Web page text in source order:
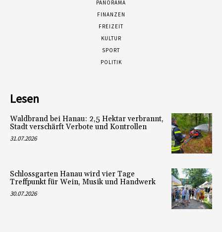
PANORAMA
FINANZEN
FREIZEIT
KULTUR
SPORT
POLITIK
Lesen
Waldbrand bei Hanau: 2,5 Hektar verbrannt,
Stadt verschärft Verbote und Kontrollen
31.07.2026
Schlossgarten Hanau wird vier Tage
Treffpunkt für Wein, Musik und Handwerk
30.07.2026